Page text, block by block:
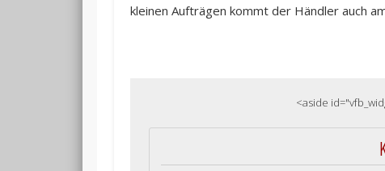
kleinen Aufträgen kommt der Händler auch
<aside